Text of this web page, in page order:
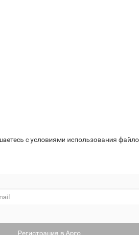
с условиями использования
Регистрация в Арго